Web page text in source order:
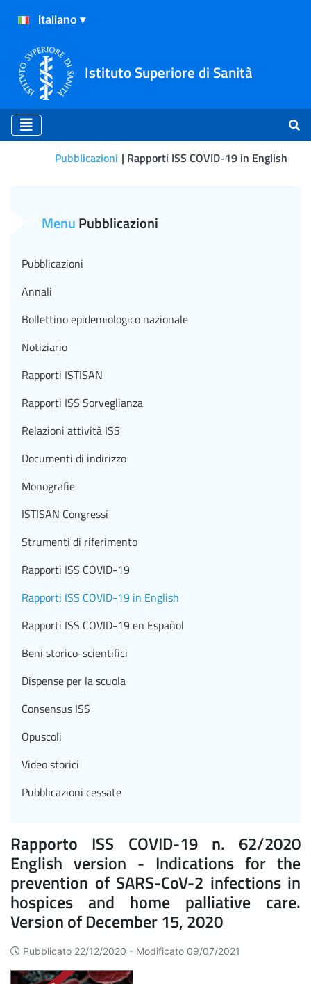
Istituto Superiore di Sanità
Pubblicazioni Rapporti ISS COVID-19 in English
Rapporto ISS COVID-19 n. 62/2020
English version - Indications for the
prevention of SARS-CoV-2 infections in
hospices and home palliative care.
Version of December 15, 2020
Pubblicato 22/12/2020 - Modificato 09/07/2021
MenuPubblicazioni
Pubblicazioni
Annali
Bollettino epidemiologico nazionale
Notiziario
Rapporti ISTISAN
Rapporti ISS Sorveglianza
Relazioni attività ISS
Documenti di indirizzo
Monografie
ISTISAN Congressi
Strumenti di riferimento
Rapporti ISS COVID-19
Rapporti ISS COVID-19 in English
Rapporti ISS COVID-19 en Español
Beni storico-scientifici
Dispense per la scuola
Consensus ISS
Opuscoli
Video storici
Pubblicazioni cessate